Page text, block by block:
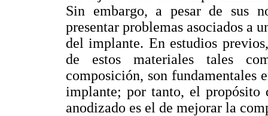
Sin embargo, a pesar de sus
presentar problemas asociados a
del implante. En estudios
de estos materiales tales
composición, son fundamentales
implante; por tanto, el
anodizado es el de mejorar la